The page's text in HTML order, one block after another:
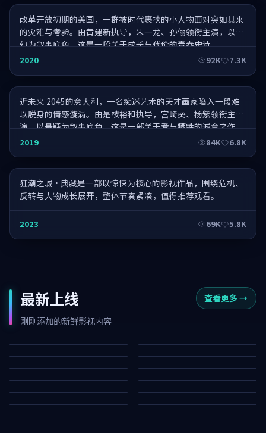
改革开放初期的美国，一群被时代裹挟的小人物面对突如其来
的灾难与考验。由黄建新执导，朱一龙、孙俪领衔主演，以科
幻为叙事底色，这是一段关于成长与代价的青春史诗。
2020 92K 7.3K
北平往·重磅献映
近未来 2045的意大利，一名痴迷艺术的天才画家陷入一段难
以脱身的情感漩涡。由是枝裕和执导，宫崎葵、杨紫领衔主
演，以悬疑为叙事底色，这是一部关于爱与牺牲的诚意之作。
2019 84K 6.8K
狂潮之城·典藏
狂潮之城·典藏是一部以惊悚为核心的影视作品，围绕危机、
反转与人物成长展开，整体节奏紧凑，值得推荐观看。
2023 69K 5.8K
最新上线
刚刚添加的新鲜影视内容
查看更多 →
星河特攻
96K
逆光疑云·典藏
雾岛交锋·典藏
危城猎场·典藏 白昼追凶
暗夜证词·典藏 无名终章·典藏